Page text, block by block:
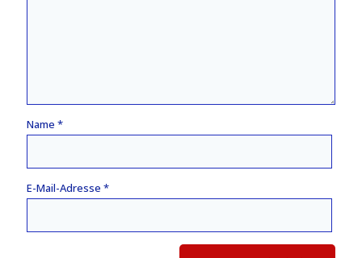
Name *
E-Mail-Adresse *